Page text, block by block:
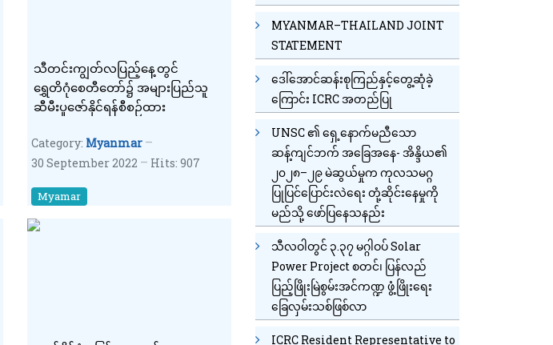
သီတင်းကျွတ်လပြည့်နေ့တွင်
ရွှေတိဂုံစေတီတော်၌ အများပြည်သူ
ဆီမီးပူဇော်နိုင်ရန်စီစဉ်ထား
Category: Myanmar
30 September 2022
Hits: 907
Myamar
MYANMAR–THAILAND JOINT
STATEMENT
ဒေါ်အောင်ဆန်းစုကြည်နှင့်တွေ့ဆုံခဲ့
ကြောင်း ICRC အတည်ပြု
UNSC ၏ ရှေ့နောက်မညီသော
ဆန့်ကျင်ဘက် အခြေအနေ- အိန္ဒိယ၏
၂၀၂၈–၂၉ မဲဆွယ်မှုက ကုလသမဂ္ဂ
ပြုပြင်ပြောင်းလဲရေး တုံ့ဆိုင်းနေမှုကို
မည်သို့ ဖော်ပြနေသနည်း
သီလဝါတွင် ၃.၃၇ မဂ္ဂါဝပ် Solar
Power Project စတင်၊ ပြန်လည်
ပြည့်ဖြိုးမြဲစွမ်းအင်ကဏ္ဍ ဖွံ့ဖြိုးရေး
ခြေလှမ်းသစ်ဖြစ်လာ
ICRC Resident Representative to